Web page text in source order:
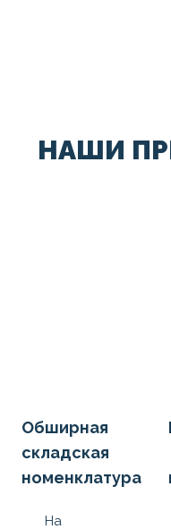
НАШИ
Обширная
складская
номенклатура
На